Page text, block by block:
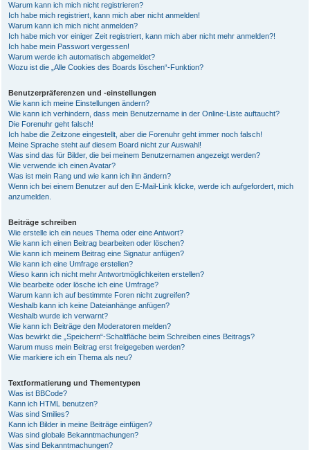
Warum kann ich mich nicht registrieren?
Ich habe mich registriert, kann mich aber nicht anmelden!
Warum kann ich mich nicht anmelden?
Ich habe mich vor einiger Zeit registriert, kann mich aber nicht mehr anmelden?!
Ich habe mein Passwort vergessen!
Warum werde ich automatisch abgemeldet?
Wozu ist die „Alle Cookies des Boards löschen“-Funktion?
Benutzerpräferenzen und -einstellungen
Wie kann ich meine Einstellungen ändern?
Wie kann ich verhindern, dass mein Benutzername in der Online-Liste auftaucht?
Die Forenuhr geht falsch!
Ich habe die Zeitzone eingestellt, aber die Forenuhr geht immer noch falsch!
Meine Sprache steht auf diesem Board nicht zur Auswahl!
Was sind das für Bilder, die bei meinem Benutzernamen angezeigt werden?
Wie verwende ich einen Avatar?
Was ist mein Rang und wie kann ich ihn ändern?
Wenn ich bei einem Benutzer auf den E-Mail-Link klicke, werde ich aufgefordert, mich
anzumelden.
Beiträge schreiben
Wie erstelle ich ein neues Thema oder eine Antwort?
Wie kann ich einen Beitrag bearbeiten oder löschen?
Wie kann ich meinem Beitrag eine Signatur anfügen?
Wie kann ich eine Umfrage erstellen?
Wieso kann ich nicht mehr Antwortmöglichkeiten erstellen?
Wie bearbeite oder lösche ich eine Umfrage?
Warum kann ich auf bestimmte Foren nicht zugreifen?
Weshalb kann ich keine Dateianhänge anfügen?
Weshalb wurde ich verwarnt?
Wie kann ich Beiträge den Moderatoren melden?
Was bewirkt die „Speichern“-Schaltfläche beim Schreiben eines Beitrags?
Warum muss mein Beitrag erst freigegeben werden?
Wie markiere ich ein Thema als neu?
Textformatierung und Thementypen
Was ist BBCode?
Kann ich HTML benutzen?
Was sind Smilies?
Kann ich Bilder in meine Beiträge einfügen?
Was sind globale Bekanntmachungen?
Was sind Bekanntmachungen?